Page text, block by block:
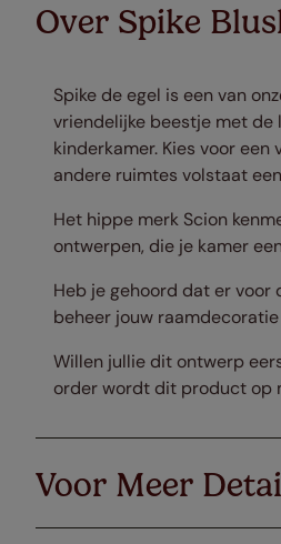
Over Spike
Spike de egel is een van
vriendelijke beestje met de
kinderkamer. Kies voor
andere ruimtes volstaat
Het hippe merk Scion
ontwerpen, die je kamer
Heb je gehoord dat er
beheer jouw
Willen jullie dit ontwerp
order wordt dit product op
Voor Meer